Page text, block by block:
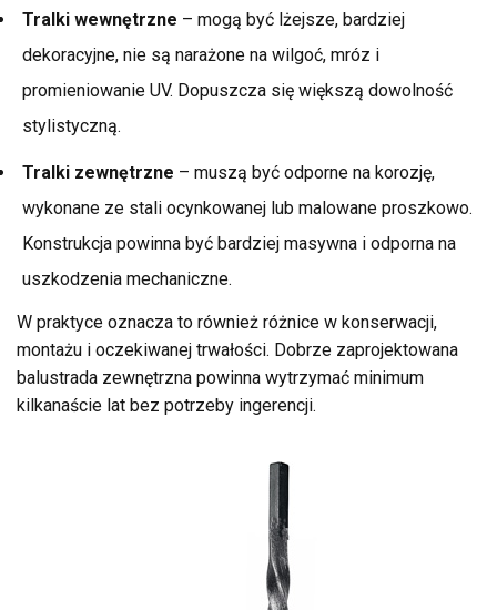
Tralki wewnętrzne – mogą być lżejsze, bardziej
dekoracyjne, nie są narażone na wilgoć, mróz i
promieniowanie UV. Dopuszcza się większą dowolność
stylistyczną.
Tralki zewnętrzne – muszą być odporne na korozję,
wykonane ze stali ocynkowanej lub malowane proszkowo.
Konstrukcja powinna być bardziej masywna i odporna na
uszkodzenia mechaniczne.
W praktyce oznacza to również różnice w konserwacji,
montażu i oczekiwanej trwałości. Dobrze zaprojektowana
balustrada zewnętrzna powinna wytrzymać minimum
kilkanaście lat bez potrzeby ingerencji.